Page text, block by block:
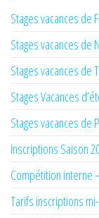
Stages vacances de
Stages vacances de
Stages vacances de
Stages Vacances
Stages vacances de
Inscriptions Saison
Compétition interne
Tarifs inscriptions